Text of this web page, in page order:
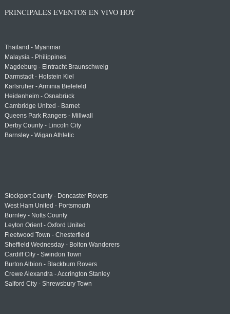
PRINCIPALES EVENTOS EN VIVO HOY
Thailand - Myanmar
Malaysia - Philippines
Magdeburg - Eintracht Braunschweig
Darmstadt - Holstein Kiel
Karlsruher - Arminia Bielefeld
Heidenheim - Osnabrück
Cambridge United - Barnet
Queens Park Rangers - Millwall
Derby County - Lincoln City
Barnsley - Wigan Athletic
Stockport County - Doncaster Rovers
West Ham United - Portsmouth
Burnley - Notts County
Leyton Orient - Oxford United
Fleetwood Town - Chesterfield
Sheffield Wednesday - Bolton Wanderers
Cardiff City - Swindon Town
Burton Albion - Blackburn Rovers
Crewe Alexandra - Accrington Stanley
Salford City - Shrewsbury Town